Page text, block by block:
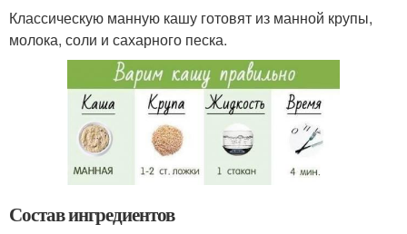
Классическую манную кашу готовят из манной крупы,
молока, соли и сахарного песка.
Состав ингредиентов